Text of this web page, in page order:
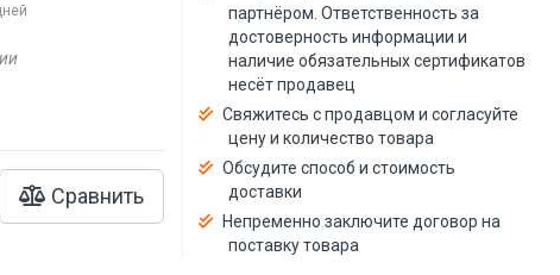
Сравнить
партнёром. Ответственность за
достоверность информации и
наличие обязательных сертификатов
несёт продавец
Свяжитесь с продавцом и согласуйте
цену и количество товара
Обсудите способ и стоимость
доставки
Непременно заключите договор на
поставку товара